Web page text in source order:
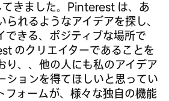
きました。Pinterest は、あ
られるようなアイデアを探し、
できる、ポジティブな場所で
のクリエイターであることを
り、、他の人にも私のアイデア
ションを得てほしいと思ってい
フォームが、様々な独自の機能